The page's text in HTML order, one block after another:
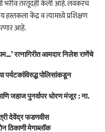
भरीव तरतूदही केली आहे. लवकरच
हस्तकला केंद्र व त्यामध्ये प्रशिक्षण
आहे.
रत्नागिरीत आमदार निलेश राणेंचे
पर्यटकांविरुद्ध पोलिसांकडून
जहाज पुनर्वापर धोरण मंजूर : ना.
देवेंद्र फडणवीस
ठिकाणी मेगाब्लॉक